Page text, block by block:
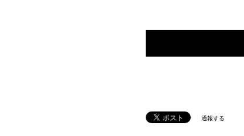
通報する